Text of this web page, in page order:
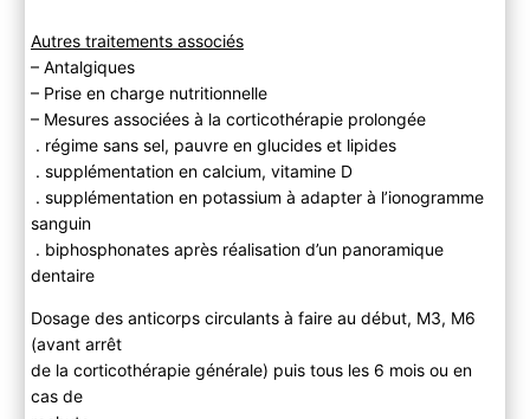
Autres traitements associés
– Antalgiques
– Prise en charge nutritionnelle
– Mesures associées à la corticothérapie prolongée
. régime sans sel, pauvre en glucides et lipides
. supplémentation en calcium, vitamine D
. supplémentation en potassium à adapter à l’ionogramme
sanguin
. biphosphonates après réalisation d’un panoramique
dentaire
Dosage des anticorps circulants à faire au début, M3, M6
(avant arrêt
de la corticothérapie générale) puis tous les 6 mois ou en
cas de